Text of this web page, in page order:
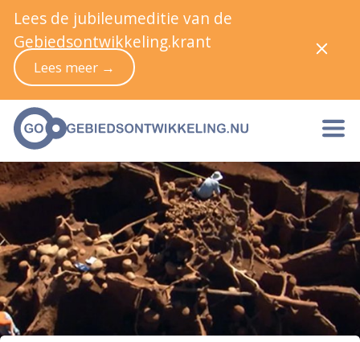
Lees de jubileumeditie van de
Gebiedsontwikkeling.krant
Lees meer →